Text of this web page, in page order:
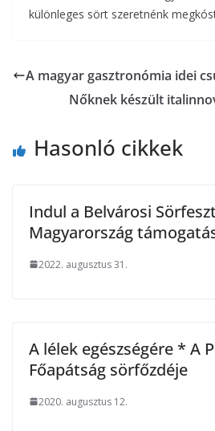
különleges sört szeretnénk
A magyar gasztronómia idei
Nőknek készült
Hasonló cikkek
Indul a Belvárosi
Magyarország
2022. augusztus 31.
A lélek egészségére * A
Főapátság sörfőzdéje
2020. augusztus 12.